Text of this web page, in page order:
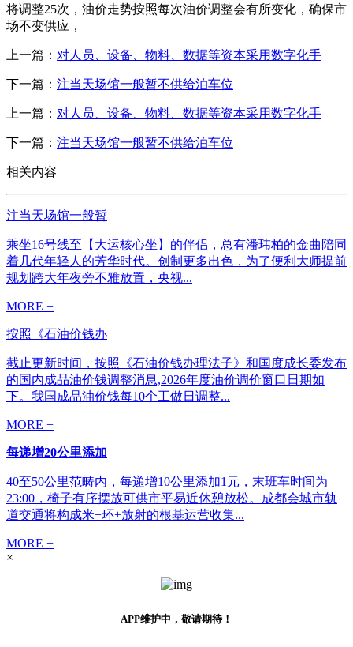
将调整25次，油价走势按照每次油价调整会有所变化，确保市
场不变供应，
上一篇： 对人员、设备、物料、数据等资本采用数字化手
下一篇： 注当天场馆一般暂不供给泊车位
上一篇： 对人员、设备、物料、数据等资本采用数字化手
下一篇： 注当天场馆一般暂不供给泊车位
相关内容
注当天场馆一般暂
乘坐16号线至【大运核心坐】的伴侣，总有潘玮柏的金曲陪同
着几代年轻人的芳华时代。创制更多出色，为了便利大师提前
规划跨大年夜旁不雅放置，央视...
MORE +
按照《石油价钱办
截止更新时间，按照《石油价钱办理法子》和国度成长委发布
的国内成品油价钱调整消息,2026年度油价调价窗口日期如
下。我国成品油价钱每10个工做日调整...
MORE +
每递增20公里添加
40至50公里范畴内，每递增10公里添加1元，末班车时间为
23:00，椅子有序摆放可供市平易近休憩放松。成都会城市轨
道交通将构成米+环+放射的根基运营收集...
MORE +
×
APP维护中，敬请期待！